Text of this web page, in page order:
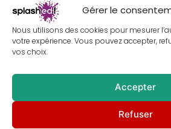
Gérer le
Nous utilisons des cookies pour mesurer
votre expérience. Vous pouvez accepter,
vos choix.
Accepter
Refuser
Alien – le 8e passager – Peinture digitale –